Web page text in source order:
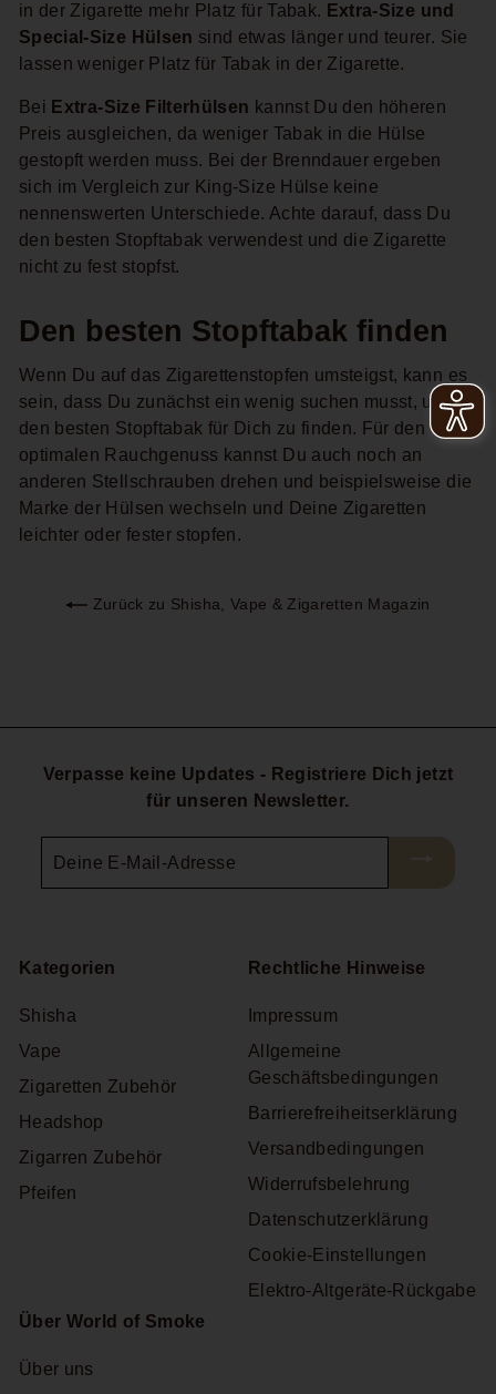
in der Zigarette mehr Platz für Tabak. Extra-Size und
Special-Size Hülsen sind etwas länger und teurer. Sie
lassen weniger Platz für Tabak in der Zigarette.
Bei Extra-Size Filterhülsen kannst Du den höheren
Preis ausgleichen, da weniger Tabak in die Hülse
gestopft werden muss. Bei der Brenndauer ergeben
sich im Vergleich zur King-Size Hülse keine
nennenswerten Unterschiede. Achte darauf, dass Du
den besten Stopftabak verwendest und die Zigarette
nicht zu fest stopfst.
Den besten Stopftabak finden
Wenn Du auf das Zigarettenstopfen umsteigst, kann es
sein, dass Du zunächst ein wenig suchen musst, um
den besten Stopftabak für Dich zu finden. Für den
optimalen Rauchgenuss kannst Du auch noch an
anderen Stellschrauben drehen und beispielsweise die
Marke der Hülsen wechseln und Deine Zigaretten
leichter oder fester stopfen.
Zurück zu Shisha, Vape & Zigaretten Magazin
Verpasse keine Updates - Registriere Dich jetzt
für unseren Newsletter.
E-
Kategorien
Shisha
Vape
Zigaretten Zubehör
Headshop
Zigarren Zubehör
Pfeifen
Rechtliche Hinweise
Impressum
Allgemeine
Geschäftsbedingungen
Barrierefreiheitserklärung
Versandbedingungen
Widerrufsbelehrung
Datenschutzerklärung
Cookie-Einstellungen
Elektro-Altgeräte-Rückgabe
Über World of Smoke
Über uns